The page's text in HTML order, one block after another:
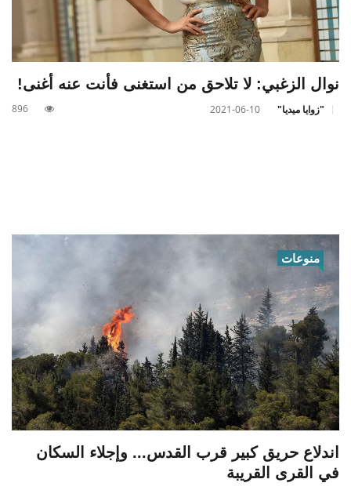
نوال الزغبي: لا تلاحق من استغنى فأنت عنه أغنى!
"زوايا ميديا" 2021-06-10
896
منوعات
اندلاع حريق كبير قرب القدس... وإجلاء السكان
في القرى القريبة